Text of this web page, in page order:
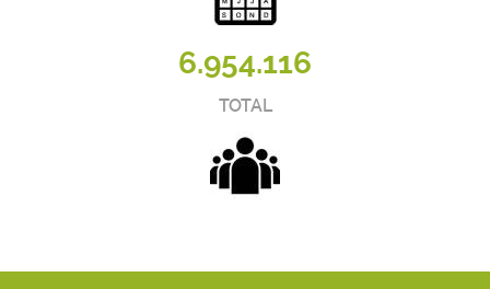
6.954.116
TOTAL